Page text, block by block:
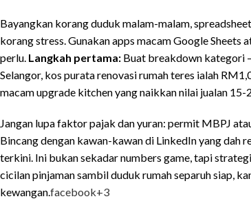
Bayangkan korang duduk malam-malam,
korang stress. Gunakan apps macam Google
perlu. Langkah pertama: Buat breakdown kategori
Selangor, kos purata renovasi rumah teres ialah
macam upgrade kitchen yang naikkan nilai jualan 15-
Jangan lupa faktor pajak dan yuran: permit MBPJ
Bincang dengan kawan-kawan di LinkedIn yang dah
terkini. Ini bukan sekadar numbers game, tapi
cicilan pinjaman sambil duduk rumah separuh siap,
kewangan.facebook+3